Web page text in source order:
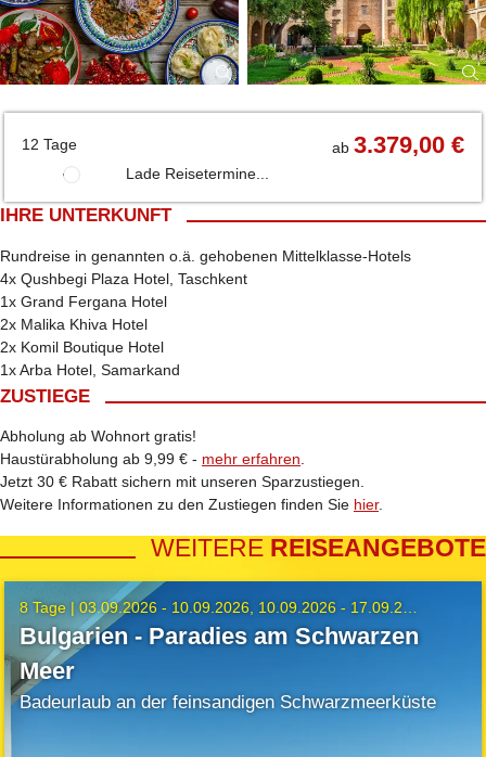
12 Tage ab3.379,00 €
Lade Reisetermine...
IHRE UNTERKUNFT
Rundreise in genannten o.ä. gehobenen Mittelklasse-Hotels
4x Qushbegi Plaza Hotel, Taschkent
1x Grand Fergana Hotel
2x Malika Khiva Hotel
2x Komil Boutique Hotel
1x Arba Hotel, Samarkand
ZUSTIEGE
Abholung ab Wohnort gratis!
Haustürabholung ab 9,99 € - mehr erfahren
Jetzt 30 € Rabatt sichern mit unseren Sparzustiegen.
Weitere Informationen zu den Zustiegen finden Sie hier.
WEITERE REISEANGEBOTE
8 Tage |03.09.2026 - 10.09.2026 10.09.2026 - 17.09.2026
Bulgarien - Paradies am Schwarzen
Meer
Badeurlaub an der feinsandigen Schwarzmeerküste